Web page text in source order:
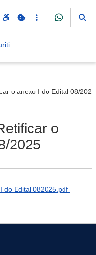
o anexo I do Edital 08/2025
o
2025
do Edital 082025.pdf —